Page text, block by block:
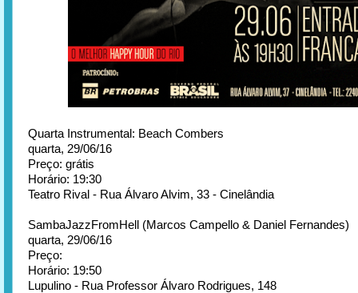
Quarta Instrumental: Beach Combers
quarta, 29/06/16
Preço: grátis
Horário: 19:30
Teatro Rival - Rua Álvaro Alvim, 33 - Cinelândia
SambaJazzFromHell (Marcos Campello & Daniel Fernandes)
quarta, 29/06/16
Preço:
Horário: 19:50
Lupulino - Rua Professor Álvaro Rodrigues, 148